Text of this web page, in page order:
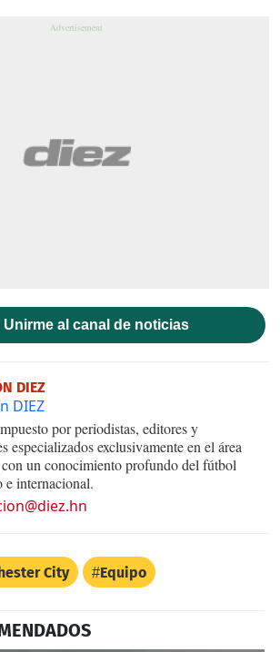
Unirme al canal de noticias
DIEZ
DIEZ
por periodistas, editores y
especializados exclusivamente en el área
un conocimiento profundo del fútbol
e internacional.
City Equipo